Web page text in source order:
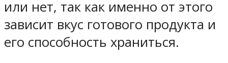
или нет, так как именно от этого
зависит вкус готового продукта и
его способность храниться.